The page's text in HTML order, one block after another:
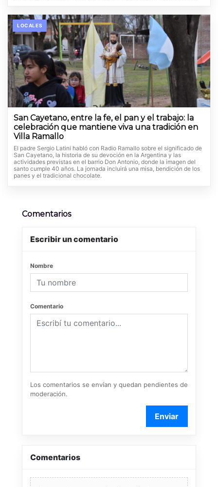
LOCALES
San Cayetano, entre la fe, el pan y el trabajo: la
celebración que mantiene viva una tradición en
Villa Ramallo
El padre Sergio Latini habló con Radio Ramallo sobre el significado de
San Cayetano, la historia de su devoción en la Argentina y las
actividades previstas en el barrio Don Antonio, donde la imagen del
santo cumple 40 años. La jornada incluirá una misa, bendición de los
panes y el tradicional chocolate.
Comentarios
Escribir un comentario
Nombre
Comentario
Los comentarios se envían y quedan pendientes de
moderación.
Enviar
Comentarios